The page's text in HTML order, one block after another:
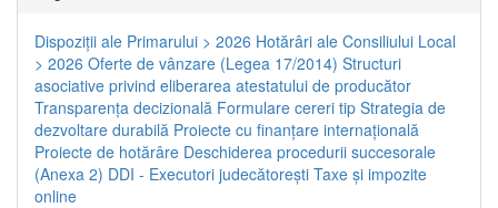
Dispoziţii ale Primarului > 2026 Hotărâri ale Consiliului Local
> 2026 Oferte de vânzare (Legea 17/2014) Structuri
asociative privind eliberarea atestatului de producător
Transparenţa decizională Formulare cereri tip Strategia de
dezvoltare durabilă Proiecte cu finanţare internaţională
Proiecte de hotărâre Deschiderea procedurii succesorale
(Anexa 2) DDI - Executori judecătorești Taxe şi impozite
online